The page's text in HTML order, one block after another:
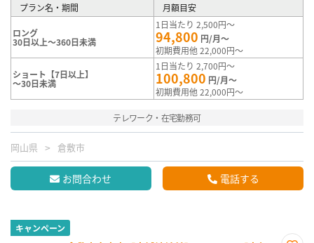
プラン名・期間 月額目安
ロング
30日以上～360日未満
1日当たり 2,500円～
94,800 円/月～
初期費用他 22,000円～
ショート【7日以上】
～30日未満
1日当たり 2,700円～
100,800 円/月～
初期費用他 22,000円～
テレワーク・在宅勤務可
岡山県 倉敷市
お問合わせ 電話する
キャンペーン